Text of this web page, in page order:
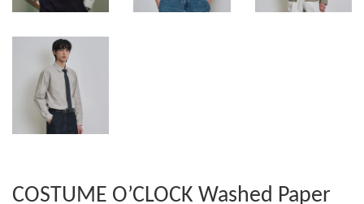
COSTUME O’CLOCK Washed Paper